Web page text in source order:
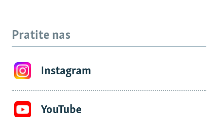
Pratite nas
Instagram
YouTube